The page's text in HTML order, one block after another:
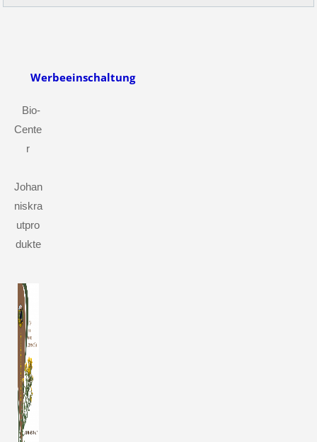
Werbeeinschaltung
Bio-
Cente
r
Johan
niskra
utpro
dukte